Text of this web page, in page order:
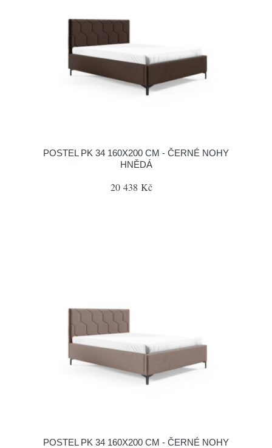
POSTEL PK 34 160X200 CM - ČERNÉ NOHY
HNĚDÁ
20 438 Kč
POSTEL PK 34 160X200 CM - ČERNÉ NOHY